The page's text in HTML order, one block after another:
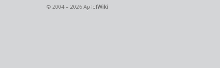
© 2004 – 2026 ApfelWiki